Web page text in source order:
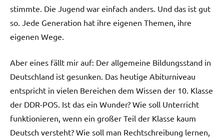
stimmte. Die Jugend war einfach anders. Und das ist gut
so. Jede Generation hat ihre eigenen Themen, ihre
eigenen Wege.
Aber eines fällt mir auf: Der allgemeine Bildungsstand in
Deutschland ist gesunken. Das heutige Abiturniveau
entspricht in vielen Bereichen dem Wissen der 10. Klasse
der DDR-POS. Ist das ein Wunder? Wie soll Unterricht
funktionieren, wenn ein großer Teil der Klasse kaum
Deutsch versteht? Wie soll man Rechtschreibung lernen,